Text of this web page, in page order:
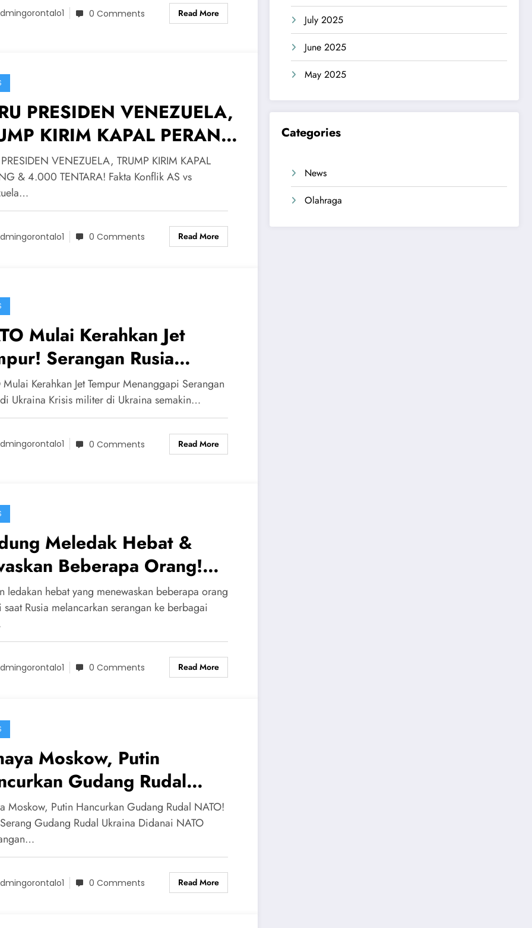
0 Comments Read More
PRESIDEN VENEZUELA,
KIRIM KAPAL PERANG
TENTARA! Fakta
AS vs Venezuela
VENEZUELA, TRUMP KIRIM KAPAL
& 4.000 TENTARA! Fakta Konflik AS vs
0 Comments Read More
Mulai Kerahkan Jet
Serangan Rusia
Agresif Hancurkan
& NATO
Mulai Kerahkan Jet Tempur Menanggapi Serangan
Ukraina Krisis militer di Ukraina semakin…
0 Comments Read More
Meledak Hebat &
Beberapa Orang!
Serang Kota-kota Ukraina
Zelensky Temui Trump
ledakan hebat yang menewaskan beberapa orang
Rusia melancarkan serangan ke berbagai
0 Comments Read More
Moskow, Putin
Gudang Rudal
Rusia Serang Gudang
Ukraina Didanai NATO
Moskow, Putin Hancurkan Gudang Rudal NATO!
Gudang Rudal Ukraina Didanai NATO
0 Comments Read More
July 2025
June 2025
May 2025
Categories
News
Olahraga